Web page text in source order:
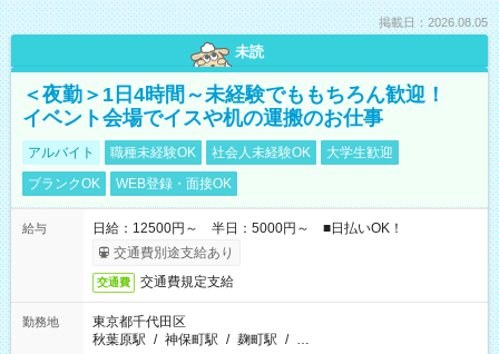
掲載日：2026.08.05
未読
＜夜勤＞1日4時間～未経験でももちろん歓迎！
イベント会場でイスや机の運搬のお仕事
アルバイト 職種未経験OK 社会人未経験OK
大学生歓迎
ブランクOK
WEB登録・面接OK
給与
日給：12500円～ 半日：5000円～ ■日払いOK！
交通費別途支給あり
交通費 交通費規定支給
勤務地
東京都千代田区
秋葉原駅 / 神保町駅 / 麹町駅 / …